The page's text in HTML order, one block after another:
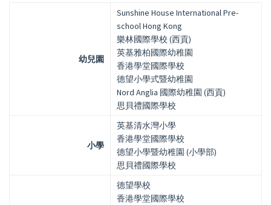
幼兒園
Sunshine House International Pre-
school Hong Kong
樂林國際學校 (西貢)
英基雅柏國際幼稚園
香港學堂國際學校
德望小學式暨幼稚園
Nord Anglia 國際幼稚園 (西貢)
思貝禮國際學校
小學
英基清水灣小學
香港學堂國際學校
德望小學暨幼稚園 (小學部)
思貝禮國際學校
德望學校
香港學堂國際學校